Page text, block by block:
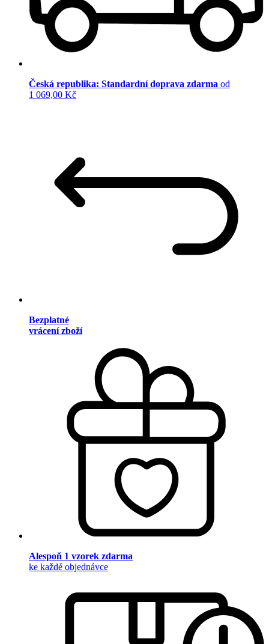
Česká republika: Standardní doprava zdarma od
1 069,00 Kč
Bezplatné
vrácení zboží
Alespoň 1 vzorek zdarma
ke každé objednávce